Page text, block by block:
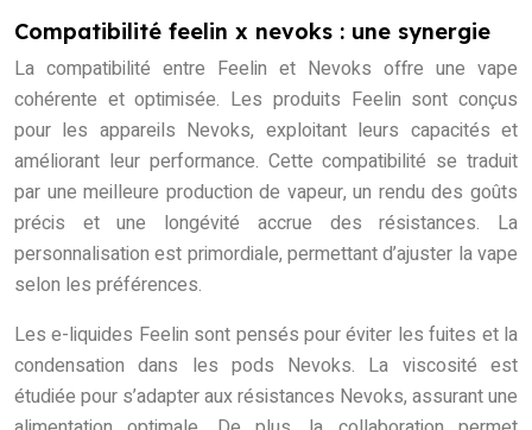
Compatibilité feelin x nevoks : une synergie
La compatibilité entre Feelin et Nevoks offre une vape
cohérente et optimisée. Les produits Feelin sont conçus
pour les appareils Nevoks, exploitant leurs capacités et
améliorant leur performance. Cette compatibilité se traduit
par une meilleure production de vapeur, un rendu des goûts
précis et une longévité accrue des résistances. La
personnalisation est primordiale, permettant d’ajuster la vape
selon les préférences.
Les e-liquides Feelin sont pensés pour éviter les fuites et la
condensation dans les pods Nevoks. La viscosité est
étudiée pour s’adapter aux résistances Nevoks, assurant une